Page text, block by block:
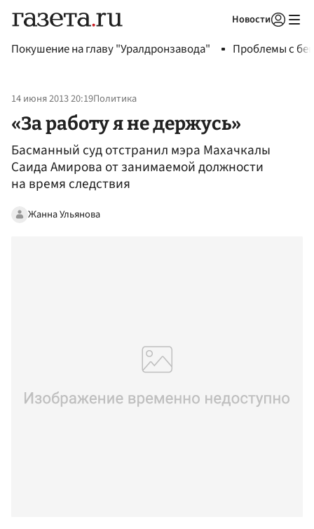
Новости
Покушение на главу "Уралдронзавода" Проблемы с
14 июня 2013 20:19Политика
«За работу я не держусь»
Басманный суд отстранил мэра Махачкалы
Саида Амирова от занимаемой должности
на время следствия
Жанна Ульянова